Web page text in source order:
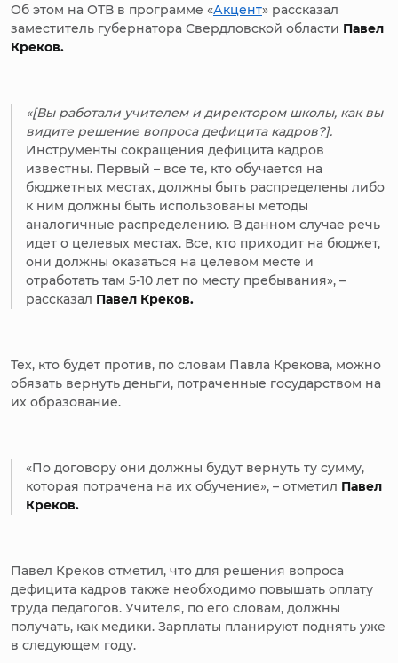
Об этом на ОТВ в программе «Акцент» рассказал
заместитель губернатора Свердловской области Павел
Креков.
«[Вы работали учителем и директором школы, как вы
видите решение вопроса дефицита кадров?].
Инструменты сокращения дефицита кадров
известны. Первый – все те, кто обучается на
бюджетных местах, должны быть распределены либо
к ним должны быть использованы методы
аналогичные распределению. В данном случае речь
идет о целевых местах. Все, кто приходит на бюджет,
они должны оказаться на целевом месте и
отработать там 5-10 лет по месту пребывания», –
рассказал Павел Креков.
Тех, кто будет против, по словам Павла Крекова, можно
обязать вернуть деньги, потраченные государством на
их образование.
«По договору они должны будут вернуть ту сумму,
которая потрачена на их обучение», – отметил Павел
Креков.
Павел Креков отметил, что для решения вопроса
дефицита кадров также необходимо повышать оплату
труда педагогов. Учителя, по его словам, должны
получать, как медики. Зарплаты планируют поднять уже
в следующем году.